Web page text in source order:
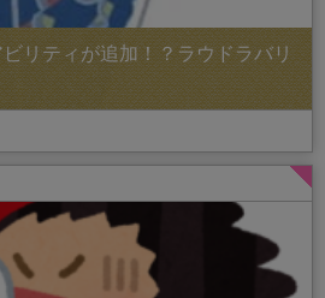
リティが追加！？ラウドラバリ